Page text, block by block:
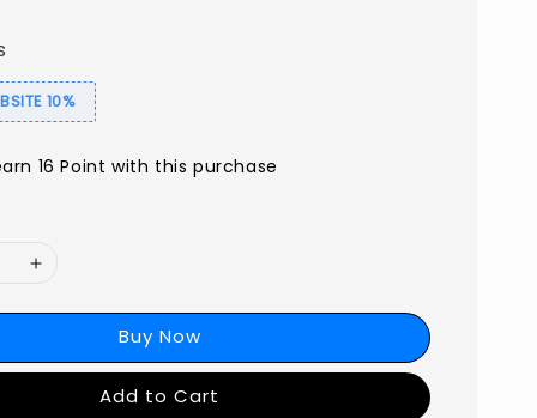
10%
16 Point with this purchase
Buy Now
Add to Cart